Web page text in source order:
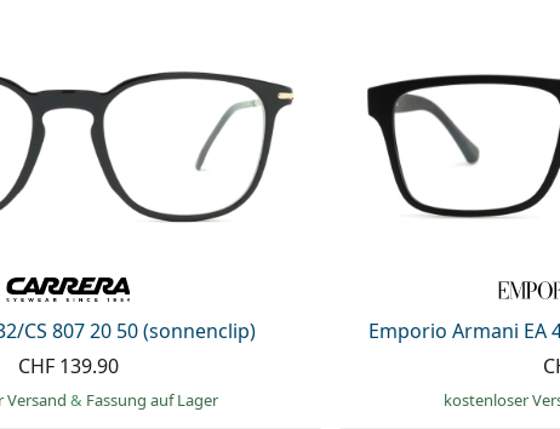
CS 807 20 50 (sonnenclip)
CHF 139.90
Versand & Fassung auf Lager
Emporio Armani EA
kostenloser